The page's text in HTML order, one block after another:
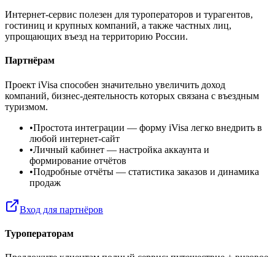
Интернет-сервис полезен для туроператоров и турагентов,
гостиниц и крупных компаний, а также частных лиц,
упрощающих въезд на территорию России.
Партнёрам
Проект iVisa способен значительно увеличить доход
компаний, бизнес-деятельность которых связана с въездным
туризмом.
•Простота интеграции — форму iVisa легко внедрить в
любой интернет-сайт
•Личный кабинет — настройка аккаунта и
формирование отчётов
•Подробные отчёты — статистика заказов и динамика
продаж
Вход для партнёров
Туроператорам